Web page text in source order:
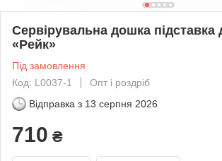
Сервірувальна дошка підставка
«Рейк»
Під замовлення
Код: L0037-1
Опт і роздріб
Відправка з 13 серпня 2026
710 ₴